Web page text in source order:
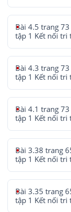
Bài 4.5 trang 73
tập 1 Kết nối tri
Bài 4.3 trang 73
tập 1 Kết nối tri
Bài 4.1 trang 73
tập 1 Kết nối tri
Bài 3.38 trang
tập 1 Kết nối tri
Bài 3.35 trang
tập 1 Kết nối tri